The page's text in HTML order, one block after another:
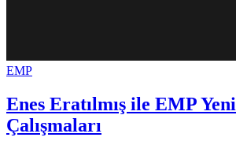
EMP
Enes Eratılmış ile EMP
Çalışmaları